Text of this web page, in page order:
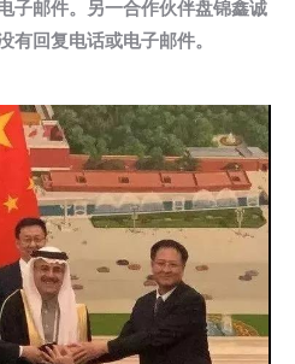
子邮件。另一合作伙伴盘锦鑫诚
有回复电话或电子邮件。